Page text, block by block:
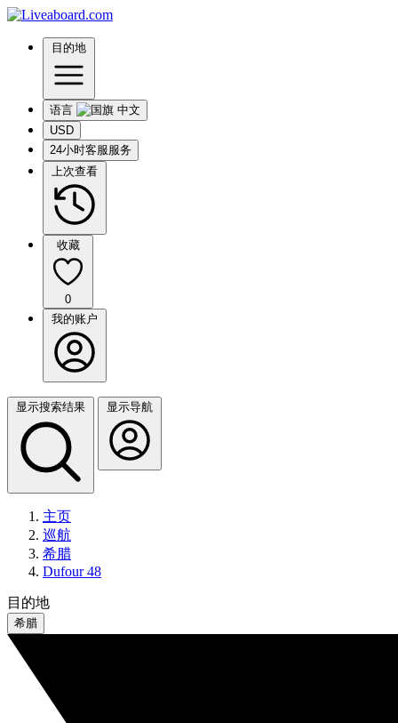
目的地
语言
USD
24小时客服服务
上次查看
收藏
0
我的账户
显示搜索结果 显示导航
主页
巡航
希腊
Dufour 48
目的地
希腊